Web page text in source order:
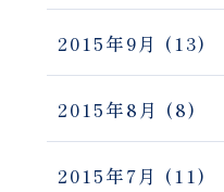
2015年9月 (13)
2015年8月 (8)
2015年7月 (11)